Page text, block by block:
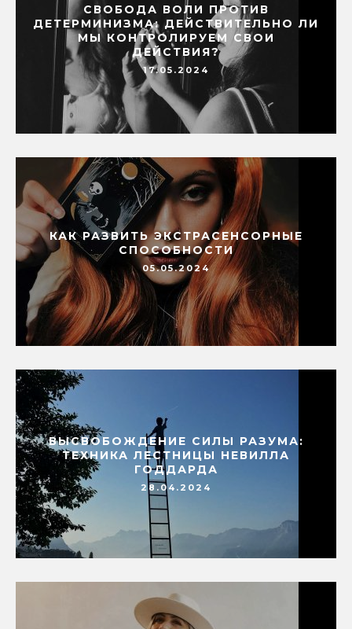
СВОБОДА ВОЛИ ПРОТИВ
ДЕТЕРМИНИЗМА: ДЕЙСТВИТЕЛЬНО ЛИ
МЫ КОНТРОЛИРУЕМ СВОИ
ДЕЙСТВИЯ?
17.05.2024
КАК РАЗВИТЬ ЭКСТРАСЕНСОРНЫЕ
СПОСОБНОСТИ
05.05.2024
ВЫСВОБОЖДЕНИЕ СИЛЫ РАЗУМА:
ТЕХНИКА ЛЕСТНИЦЫ НЕВИЛЛА
ГОДДАРДА
28.04.2024